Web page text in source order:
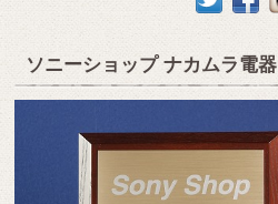
ソニーショップ ナカムラ電器